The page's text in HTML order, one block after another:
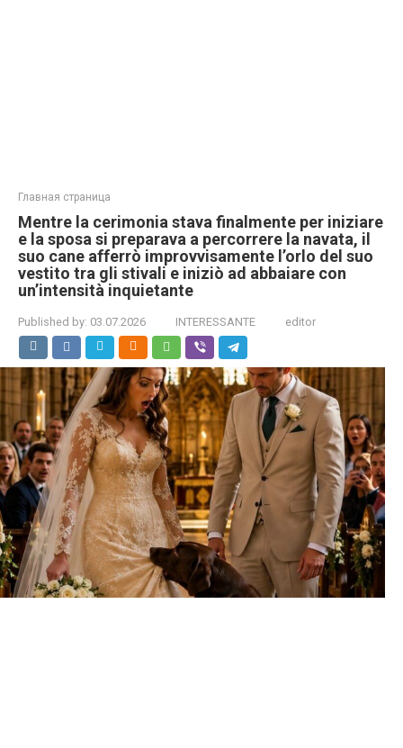
Главная страница
Mentre la cerimonia stava finalmente per iniziare
e la sposa si preparava a percorrere la navata, il
suo cane afferrò improvvisamente l’orlo del suo
vestito tra gli stivali e iniziò ad abbaiare con
un’intensità inquietante
Published by: 03.07.2026 INTERESSANTE editor